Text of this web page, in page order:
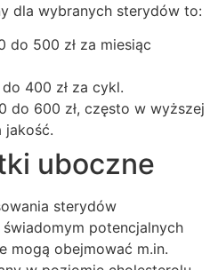
dla wybranych sterydów to:
do 500 zł za miesiąc
400 zł za cykl.
do 600 zł, często w wyższej
jakość.
uboczne
sterydów
potencjalnych
mogą obejmować m.in.